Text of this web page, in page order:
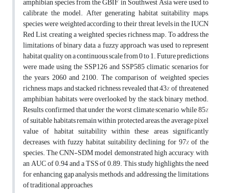
calibrate the model. After generating habitat suitability maps,
species were weighted according to their threat levels in the IUCN
Red List, creating a weighted species richness map. To address the
limitations of binary data, a fuzzy approach was used to represent
habitat quality on a continuous scale from 0 to 1. Future predictions
were made using the SSP126 and SSP585 climatic scenarios for
the years 2060 and 2100. The comparison of weighted species
richness maps and stacked richness revealed that 43% of threatened
amphibian habitats were overlooked by the stack binary method.
Results confirmed that under the worst climate scenario, while 85%
of suitable habitats remain within protected areas, the average pixel
value of habitat suitability within these areas significantly
decreases, with fuzzy habitat suitability declining for 97% of the
species. The CNN-SDM model demonstrated high accuracy, with
an AUC of 0.94 and a TSS of 0.89. This study highlights the need
for enhancing gap analysis methods and addressing the limitations
of traditional approaches